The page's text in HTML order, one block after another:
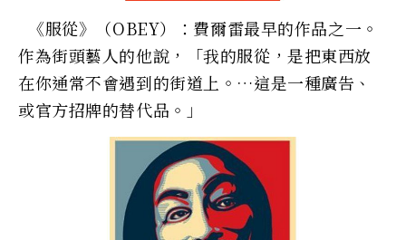
《服從》（OBEY）：費爾雷最早的作品之一。
作為街頭藝人的他說，「我的服從，是把東西放
在你通常不會遇到的街道上。…這是一種廣告、
或官方招牌的替代品。」